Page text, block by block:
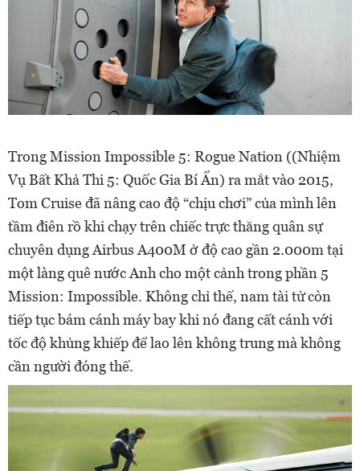
Trong Mission Impossible 5: Rogue Nation ((Nhiệm
Vụ Bất Khả Thi 5: Quốc Gia Bí Ẩn) ra mắt vào 2015,
Tom Cruise đã nâng cao độ “chịu chơi” của mình lên
tầm điên rồ khi chạy trên chiếc trực thăng quân sự
chuyên dụng Airbus A400M ở độ cao gần 2.000m tại
một làng quê nước Anh cho một cảnh trong phần 5
Mission: Impossible. Không chỉ thế, nam tài tử còn
tiếp tục bám cánh máy bay khi nó đang cất cánh với
tốc độ khủng khiếp để lao lên không trung mà không
cần người đóng thế.